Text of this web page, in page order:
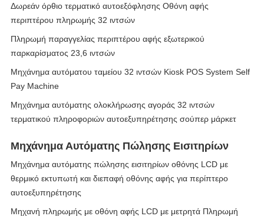
Δωρεάν όρθιο τερματικό αυτοεξόφλησης Οθόνη αφής
περιπτέρου πληρωμής 32 ιντσών
Πληρωμή παραγγελίας περιπτέρου αφής εξωτερικού
παρκαρίσματος 23,6 ιντσών
Μηχάνημα αυτόματου ταμείου 32 ιντσών Kiosk POS System Self
Pay Machine
Μηχάνημα αυτόματης ολοκλήρωσης αγοράς 32 ιντσών
τερματικού πληροφοριών αυτοεξυπηρέτησης σούπερ μάρκετ
Μηχάνημα Αυτόματης Πώλησης Εισιτηρίων
Μηχάνημα αυτόματης πώλησης εισιτηρίων οθόνης LCD με
θερμικό εκτυπωτή και διεπαφή οθόνης αφής για περίπτερο
αυτοεξυπηρέτησης
Μηχανή πληρωμής με οθόνη αφής LCD με μετρητά Πληρωμή